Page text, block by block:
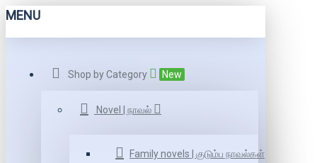
MENU
Shop by Category New
Novel | நாவல்
Family novels | குடும்ப நாவல்கள்